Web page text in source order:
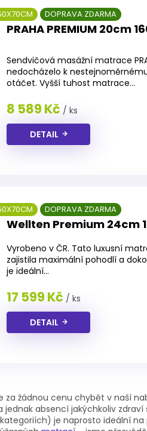
PRAHA PREMIUM 20cm
hodnocení
produktu
je
4,0
z
5
hvězdiček.
DOPRAVA ZDARMA
Sendvičová masážní matrace
nedocházelo k
otáčet. Vyšší tuhost matrace...
8 589 Kč / ks
DETAIL
Wellten Premium 24cm
DOPRAVA ZDARMA
Vyrobeno v ČR. Tato luxusní
zajistila maximální pohodlí a
je ideální...
17 599 Kč / ks
DETAIL
l
á
d
za žádnou cenu chybět v naší
absencí jakýchkoliv
je naprosto ideální